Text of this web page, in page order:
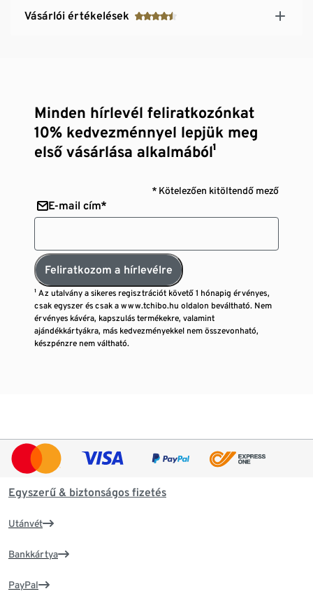
Vásárlói értékelések
Minden hírlevél feliratkozónkat
10% kedvezménnyel lepjük meg
első vásárlása alkalmából¹
* Kötelezően kitöltendő mező
E-mail cím*
Feliratkozom a hírlevélre
¹ Az utalvány a sikeres regisztrációt követő 1 hónapig érvényes,
csak egyszer és csak a www.tchibo.hu oldalon beváltható. Nem
érvényes kávéra, kapszulás termékekre, valamint
ajándékkártyákra, más kedvezményekkel nem összevonható,
készpénzre nem váltható.
Egyszerű & biztonságos fizetés
Utánvét
Bankkártya
PayPal